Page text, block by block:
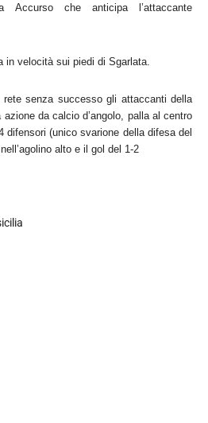
Accurso che anticipa l’attaccante
in velocità sui piedi di Sgarlata.
rete senza successo gli attaccanti della
azione da calcio d’angolo, palla al centro
(unico svarione della difesa del
alto e il gol del 1-2